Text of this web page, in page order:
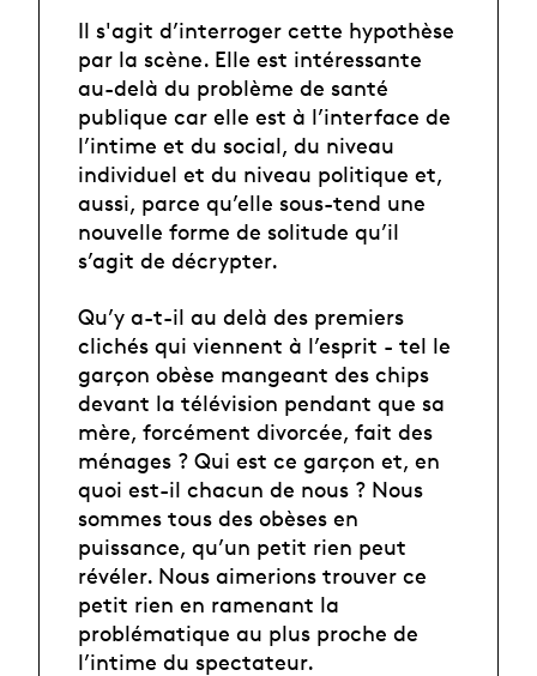
Il s'agit d’interroger cette hypothèse
par la scène. Elle est intéressante
au-delà du problème de santé
publique car elle est à l’interface de
l’intime et du social, du niveau
individuel et du niveau politique et,
aussi, parce qu’elle sous-tend une
nouvelle forme de solitude qu’il
s’agit de décrypter.
Qu’y a-t-il au delà des premiers
clichés qui viennent à l’esprit - tel le
garçon obèse mangeant des chips
devant la télévision pendant que sa
mère, forcément divorcée, fait des
ménages ? Qui est ce garçon et, en
quoi est-il chacun de nous ? Nous
sommes tous des obèses en
puissance, qu’un petit rien peut
révéler. Nous aimerions trouver ce
petit rien en ramenant la
problématique au plus proche de
l’intime du spectateur.